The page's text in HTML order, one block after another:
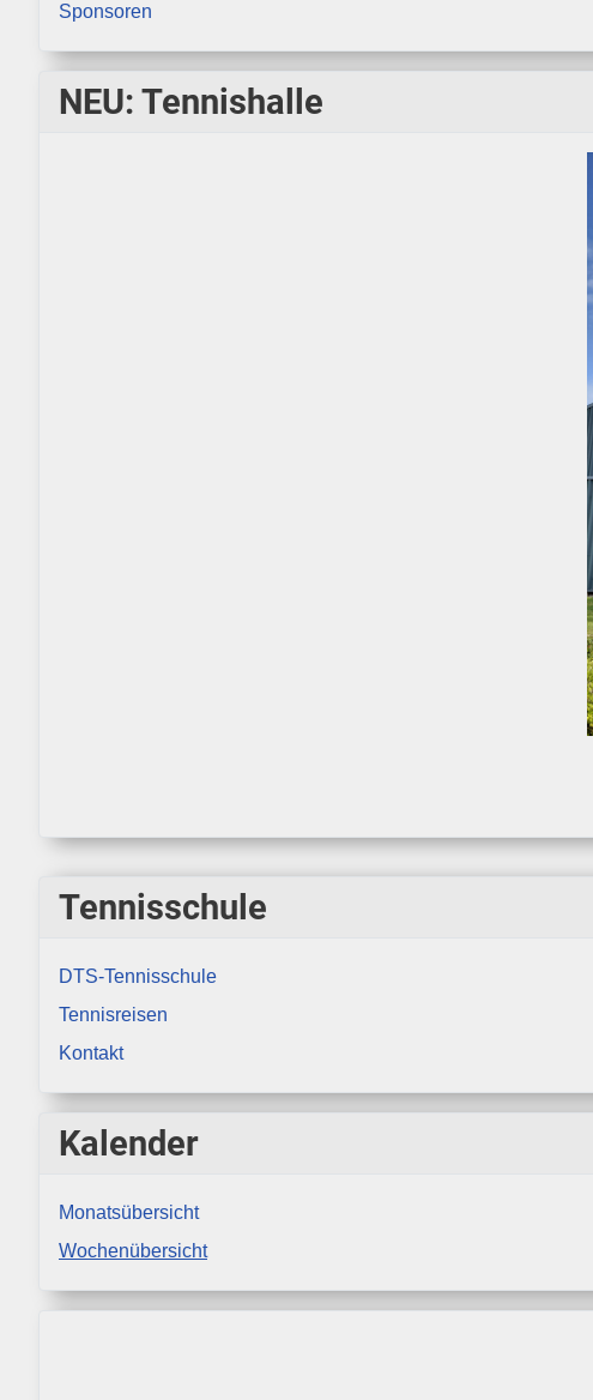
Tennisschule
DTS-Tennisschule
Tennisreisen
Kontakt
Kalender
Monatsübersicht
Wochenübersicht
Sponsoren
NEU: Tennishalle